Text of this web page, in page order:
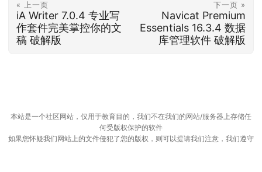
« 上一页
iA Writer 7.0.4 专业写
作套件完美掌控你的文
稿 破解版
下一页 »
Navicat Premium
Essentials 16.3.4 数据
库管理软件 破解版
本站是一个社区网站，仅用于教育目的，我们不在我们的网站/服务器上存储任
何受版权保护的软件
如果您怀疑我们网站上的文件侵犯了您的版权，则可以提请我们注意，我们遵守